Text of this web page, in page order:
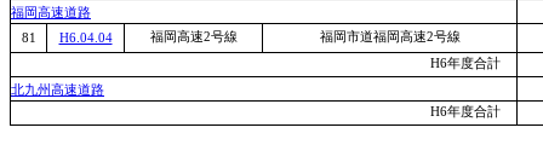
福岡高速道路
81
H6.04.04 福岡高速2号線
福岡市道福岡高速2号線
H6年度合計
北九州高速道路
H6年度合計